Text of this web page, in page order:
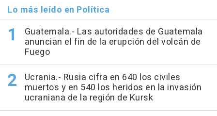
Lo más leído en Política
Guatemala.- Las autoridades de Guatemala
anuncian el fin de la erupción del volcán de
Fuego
Ucrania.- Rusia cifra en 640 los civiles
muertos y en 540 los heridos en la invasión
ucraniana de la región de Kursk